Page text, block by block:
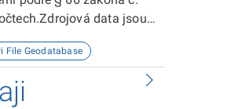
data jsou
Web Mercator
File Geodatabase